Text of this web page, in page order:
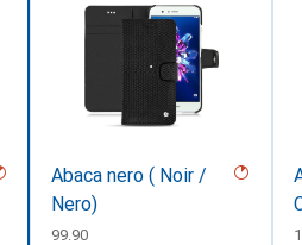
Abaca nero ( Noir /
Nero)
CHF
99.90